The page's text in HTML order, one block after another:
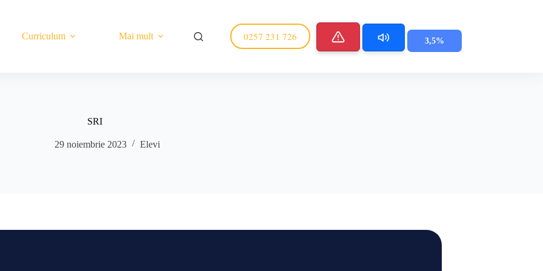
Curriculum Mai mult 0257 231 726 3,5%
SRI
29 noiembrie 2023 Elevi